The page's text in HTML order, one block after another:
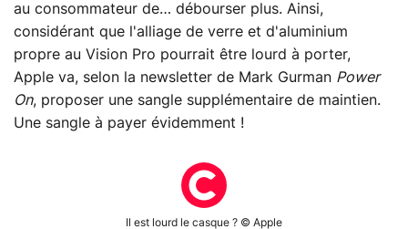
au consommateur de… débourser plus. Ainsi,
considérant que l'alliage de verre et d'aluminium
propre au Vision Pro pourrait être lourd à porter,
Apple va, selon la newsletter de Mark Gurman Power
On, proposer une sangle supplémentaire de maintien.
Une sangle à payer évidemment !
Il est lourd le casque ? © Apple